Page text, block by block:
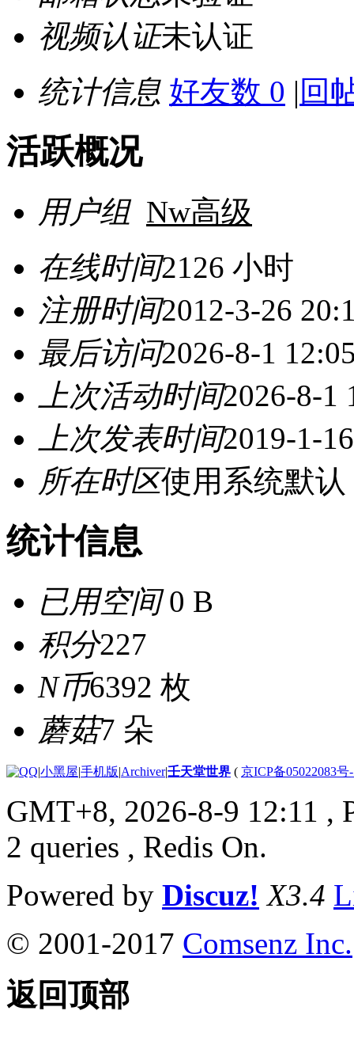
视频认证未认证
统计信息 好友数 0 | 回
活跃概况
用户组 Nw高级
在线时间2126 小时
注册时间2012-3-26
最后访问2026-8-1
上次活动时间2026-8-1
上次发表时间2019-1-
所在时区使用系统默认
统计信息
已用空间0 B
积分227
N币6392 枚
蘑菇7 朵
|小黑屋|手机版|Archiver|壬天堂世界 ( 京ICP备05022083号
GMT+8, 2026-8-9 12:11 ,
2 queries , Redis On.
Powered by Discuz! X3.4
© 2001-2017 Comsenz Inc.
返回顶部